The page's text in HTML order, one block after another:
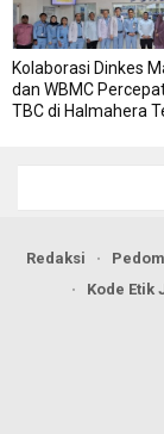
Kolaborasi Dinkes
dan WBMC
TBC di Halmahera
Redaksi
Kode Etik